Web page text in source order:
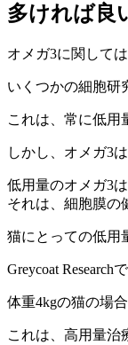
多ければ良
オメガ3に関して
いくつかの細胞研
これは、常に低用
しかし、オメガ3
低用量のオメガ3
それは、細胞膜の
猫にとっての低用
Greycoat
体重4kgの猫の場
これは、高用量治